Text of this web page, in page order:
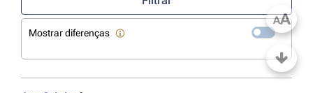
Mostrar diferenças
AA